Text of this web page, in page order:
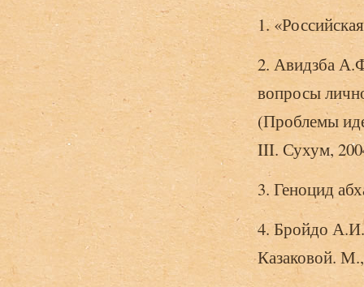
1.
2. Авидзба
вопросы
(Проблемы
III. Сухум,
3. Геноцид
4. Бройдо
Казаковой.